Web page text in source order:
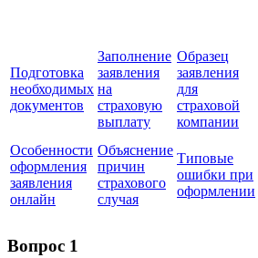
Подготовка
необходимых
документов
Заполнение
заявления
на
страховую
выплату
Образец
заявления
для
страховой
компании
Особенности
оформления
заявления
онлайн
Объяснение
причин
страхового
случая
Типовые
ошибки при
оформлении
Вопрос 1